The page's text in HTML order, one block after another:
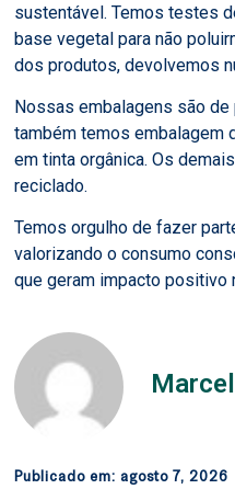
sustentável. Temos testes
base vegetal para não
dos produtos, devolvemos
Nossas embalagens são
também temos embalagem
em tinta orgânica. Os
reciclado.
Temos orgulho de fazer
valorizando o consumo
que geram impacto positivo
Publicado em:agosto 7, 2026